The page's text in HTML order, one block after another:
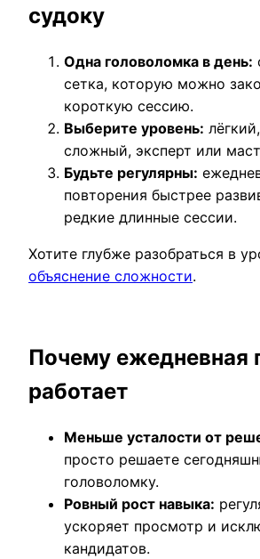
судоку
Одна головоломка в день:
сетка, которую можно
короткую сессию.
Выберите уровень:
сложный, эксперт или
Будьте регулярны:
повторения быстрее
редкие длинные сессии.
Хотите глубже разобраться в
объяснение сложности.
Почему ежедневная
работает
Меньше усталости от
просто решаете
головоломку.
Ровный рост навыка:
ускоряет просмотр и
кандидатов.